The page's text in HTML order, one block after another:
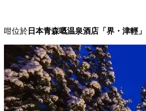
咁位於 日本青森嘅温泉酒店「界・津輕」